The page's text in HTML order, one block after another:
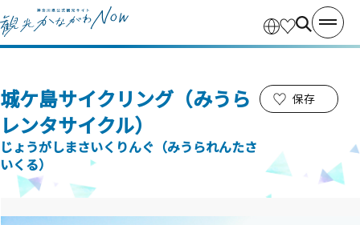
城ケ島サイクリング（みうら
レンタサイクル）
じょうがしまさいくりんぐ（みうられんたさ
いくる）
保存